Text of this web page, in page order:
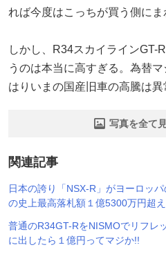
れば今度はこっちが買う側にま
しかし、R34スカイラインGT-
うのは本当に高すぎる。為替
はりいまの国産旧車の高騰は
写真を全て
関連記事
日本の誇り「NSX-R」がヨーロッ
の史上最高落札額１億5300万円超
普通のR34GT-RをNISMOでリフ
に出したら１億円ってマジか!!